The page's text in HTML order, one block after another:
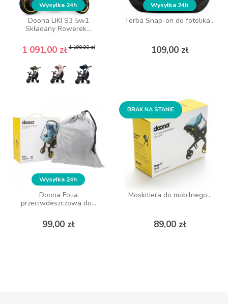
Wysyłka 24h
Doona LIKI S3 5w1
Składany Rowerek...
1 091,00 złCena podstawowa
1 199,00 zł
Cena
Wysyłka 24h
Doona LIKI S3 5w1
Składany Rowerek...
1 091,00 złCena podstawowa
1 199,00 zł
Cena
Wysyłka 24h
Torba Snap-on do fotelika...
109,00 zł
Cena
Wysyłka 24h
Torba Snap-on do fotelika...
109,00 zł
Cena
Wysyłka 24h
Doona Folia
przeciwdeszczowa do...
99,00 zł
Cena
Wysyłka 24h
Doona Folia
przeciwdeszczowa do...
99,00 zł
Cena
Moskitiera do mobilnego...
89,00 zł
Cena
BRAK NA STANIE
Moskitiera do mobilnego...
89,00 zł
Cena
BRAK NA STANIE